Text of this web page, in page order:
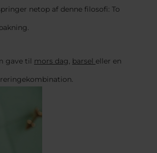
netop af denne filosofi: To
gave til mors dag, barsel eller en